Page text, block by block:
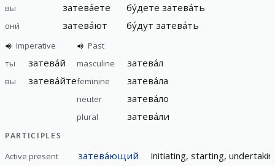
вы затева́ете бу́дете затева́ть
они́ затева́ют бу́дут затева́ть
Imperative
ты
затева́й
вы затева́йте
Past
masculine
затева́л
feminine затева́ла
neuter затева́ло
plural затева́ли
PARTICIPLES
Active present затева́ющий initiating, starting,